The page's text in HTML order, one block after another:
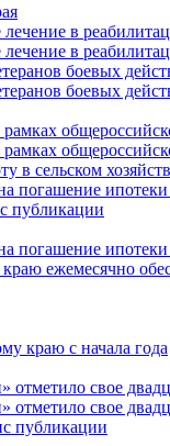
в
в
боевых
боевых
в сельском
погашение
публикации
погашение
ежемесячно
краю с начала года
отметило свое
отметило свое